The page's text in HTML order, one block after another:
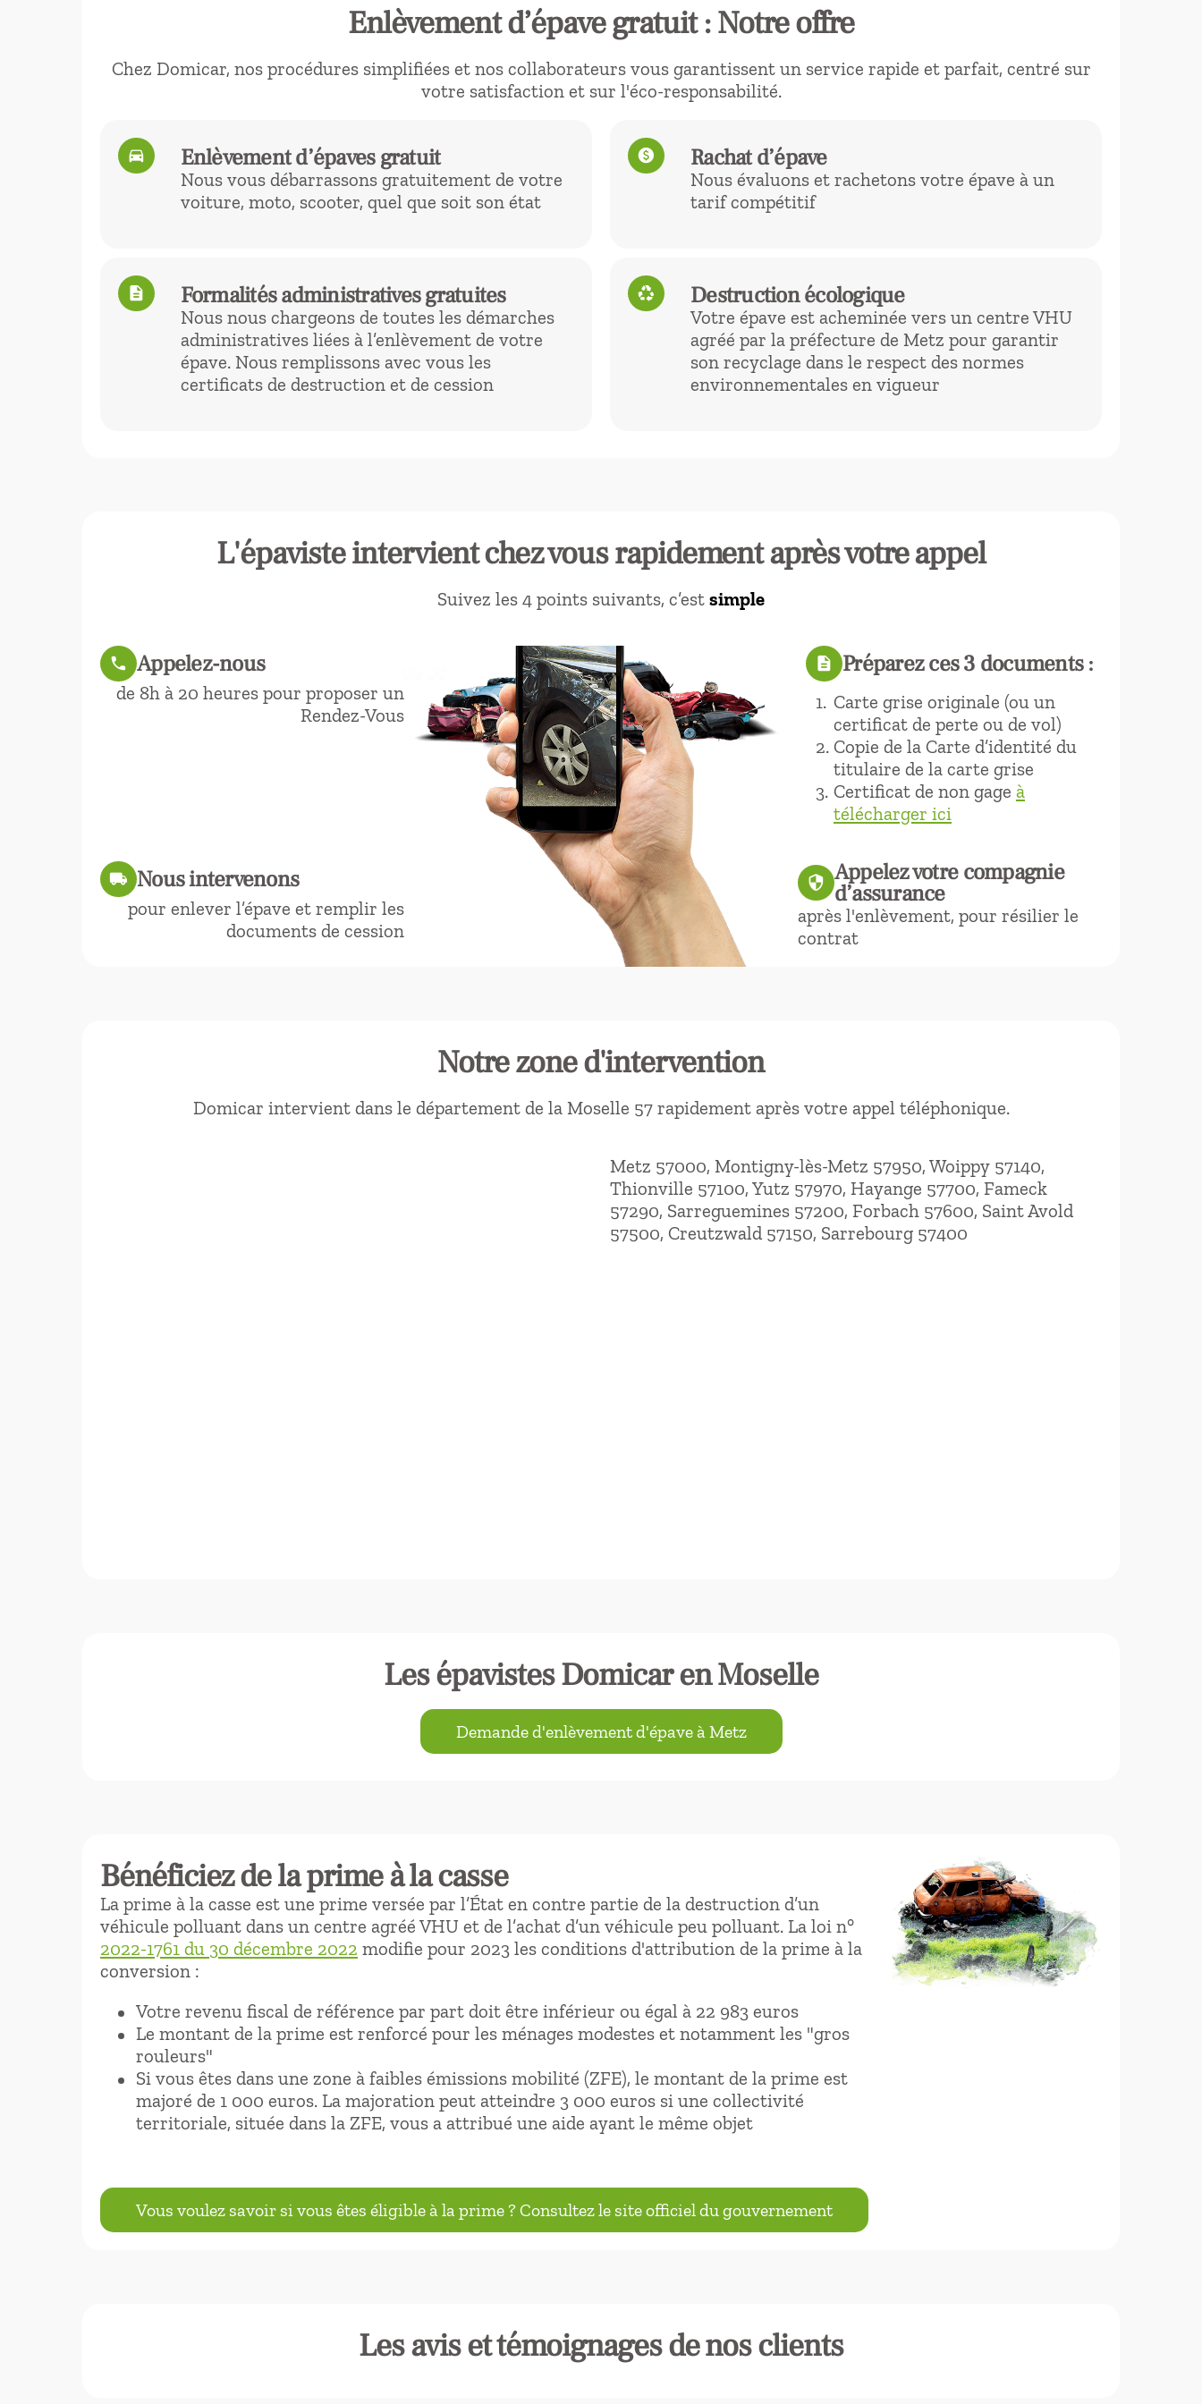
Enlèvement d’épave gratuit : Notre offre
Chez Domicar, nos procédures simplifiées et nos collaborateurs vous garantissent un service rapide et parfait, centré sur
votre satisfaction et sur l'éco-responsabilité.
directions_car Enlèvement d’épaves gratuit
Nous vous débarrassons gratuitement de votre
voiture, moto, scooter, quel que soit son état
description Formalités administratives gratuites
Nous nous chargeons de toutes les démarches
administratives liées à l’enlèvement de votre
épave. Nous remplissons avec vous les
certificats de destruction et de cession
paid Rachat d’épave
Nous évaluons et rachetons votre épave à un
tarif compétitif
recycling Destruction écologique
Votre épave est acheminée vers un centre VHU
agréé par la préfecture de Metz pour garantir
son recyclage dans le respect des normes
environnementales en vigueur
L'épaviste intervient chez vous rapidement après votre appel
Suivez les 4 points suivants, c’est simple
call Appelez-nous
de 8h à 20 heures pour proposer un
Rendez-Vous
description Préparez ces 3 documents :
Carte grise originale (ou un
certificat de perte ou de vol)
Copie de la Carte d’identité du
titulaire de la carte grise
Certificat de non gage à
télécharger ici
local_shipping Nous intervenons
pour enlever l’épave et remplir les
documents de cession
security Appelez votre compagnie
d’assurance
après l'enlèvement, pour résilier le
contrat
Notre zone d'intervention
Domicar intervient dans le département de la Moselle 57 rapidement après votre appel téléphonique.
Metz 57000, Montigny-lès-Metz 57950, Woippy 57140,
Thionville 57100, Yutz 57970, Hayange 57700, Fameck
57290, Sarreguemines 57200, Forbach 57600, Saint Avold
57500, Creutzwald 57150, Sarrebourg 57400
Les épavistes Domicar en Moselle
Demande d'enlèvement d'épave à Metz
Bénéficiez de la prime à la casse
La prime à la casse est une prime versée par l’État en contre partie de la destruction d’un
véhicule polluant dans un centre agréé VHU et de l’achat d’un véhicule peu polluant. La loi n°
2022-1761 du 30 décembre 2022 modifie pour 2023 les conditions d'attribution de la prime à la
conversion :
Votre revenu fiscal de référence par part doit être inférieur ou égal à 22 983 euros
Le montant de la prime est renforcé pour les ménages modestes et notamment les "gros
rouleurs"
Si vous êtes dans une zone à faibles émissions mobilité (ZFE), le montant de la prime est
majoré de 1 000 euros. La majoration peut atteindre 3 000 euros si une collectivité
territoriale, située dans la ZFE, vous a attribué une aide ayant le même objet
Vous voulez savoir si vous êtes éligible à la prime ? Consultez le site officiel du gouvernement
Les avis et témoignages de nos clients